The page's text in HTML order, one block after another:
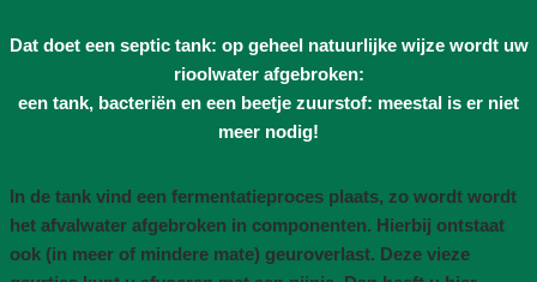
Dat doet een septic tank: op geheel natuurlijke wijze wordt uw
rioolwater afgebroken:
een tank, bacteriën en een beetje zuurstof: meestal is er niet
meer nodig!
In de tank vind een fermentatieproces plaats, zo wordt wordt
het afvalwater afgebroken in componenten. Hierbij ontstaat
ook (in meer of mindere mate) geuroverlast. Deze vieze